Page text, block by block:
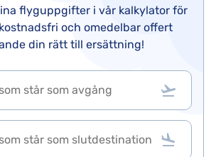
flyguppgifter i vår kalkylator för
och omedelbar offert
din rätt till ersättning!